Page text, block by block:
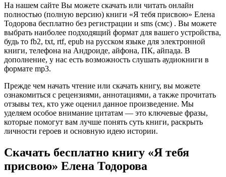
На нашем сайте Вы можете скачать или читать онлайн
полностью (полную версию) книги «Я тебя присвою» Елена
Тодорова бесплатно без регистрации и sms (смс) . Вы можете
выбрать наиболее подходящий формат для вашего устройства,
будь то fb2, txt, rtf, epub на русском языке для электронной
книги, телефона на Андроиде, айфона, ПК, айпада. В
дополнение, у нас есть возможность слушать аудиокниги в
формате mp3.
Прежде чем начать чтение или скачать книгу, вы можете
ознакомиться с рецензиями, аннотациями, а также прочитать
отзывы тех, кто уже оценил данное произведение. Мы
уделяем особое внимание цитатам — это ключевые фразы,
которые помогут вам лучше понять суть книги, раскрыть
личности героев и основную идею истории.
Скачать бесплатно книгу «Я тебя
присвою» Елена Тодорова